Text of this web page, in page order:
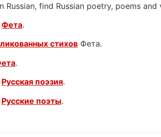
Russian, find Russian poetry, poems
Фета.
стихов Фета.
.
Русская поэзия.
Русские поэты.